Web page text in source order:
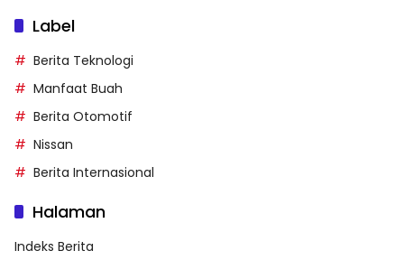
Label
Berita Teknologi
Manfaat Buah
Berita Otomotif
Nissan
Berita Internasional
Halaman
Indeks Berita